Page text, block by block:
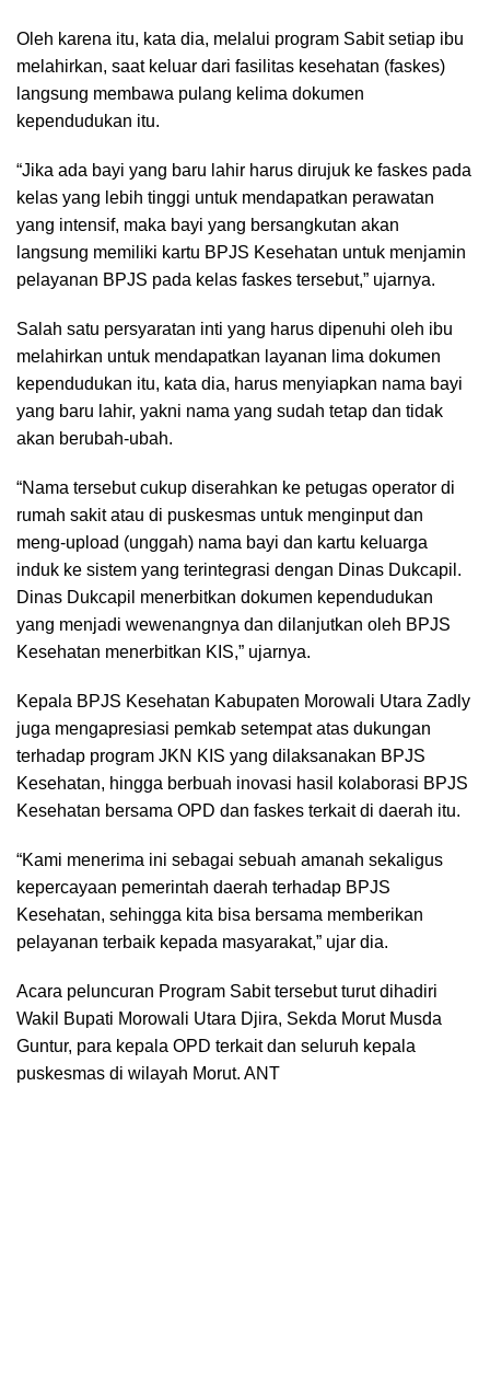
Oleh karena itu, kata dia, melalui program Sabit setiap ibu
melahirkan, saat keluar dari fasilitas kesehatan (faskes)
langsung membawa pulang kelima dokumen
kependudukan itu.
“Jika ada bayi yang baru lahir harus dirujuk ke faskes pada
kelas yang lebih tinggi untuk mendapatkan perawatan
yang intensif, maka bayi yang bersangkutan akan
langsung memiliki kartu BPJS Kesehatan untuk menjamin
pelayanan BPJS pada kelas faskes tersebut,” ujarnya.
Salah satu persyaratan inti yang harus dipenuhi oleh ibu
melahirkan untuk mendapatkan layanan lima dokumen
kependudukan itu, kata dia, harus menyiapkan nama bayi
yang baru lahir, yakni nama yang sudah tetap dan tidak
akan berubah-ubah.
“Nama tersebut cukup diserahkan ke petugas operator di
rumah sakit atau di puskesmas untuk menginput dan
meng-upload (unggah) nama bayi dan kartu keluarga
induk ke sistem yang terintegrasi dengan Dinas Dukcapil.
Dinas Dukcapil menerbitkan dokumen kependudukan
yang menjadi wewenangnya dan dilanjutkan oleh BPJS
Kesehatan menerbitkan KIS,” ujarnya.
Kepala BPJS Kesehatan Kabupaten Morowali Utara Zadly
juga mengapresiasi pemkab setempat atas dukungan
terhadap program JKN KIS yang dilaksanakan BPJS
Kesehatan, hingga berbuah inovasi hasil kolaborasi BPJS
Kesehatan bersama OPD dan faskes terkait di daerah itu.
“Kami menerima ini sebagai sebuah amanah sekaligus
kepercayaan pemerintah daerah terhadap BPJS
Kesehatan, sehingga kita bisa bersama memberikan
pelayanan terbaik kepada masyarakat,” ujar dia.
Acara peluncuran Program Sabit tersebut turut dihadiri
Wakil Bupati Morowali Utara Djira, Sekda Morut Musda
Guntur, para kepala OPD terkait dan seluruh kepala
puskesmas di wilayah Morut. ANT